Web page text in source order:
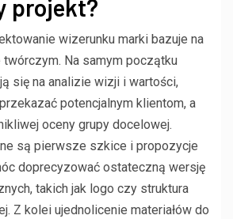
projekt?
wizerunku marki bazuje na
Na samym początku
się na analizie wizji i wartości,
potencjalnym klientom, a
oceny grupy docelowej.
są pierwsze szkice i propozycje
doprecyzować ostateczną wersję
takich jak logo czy struktura
Z kolei ujednolicenie materiałów do